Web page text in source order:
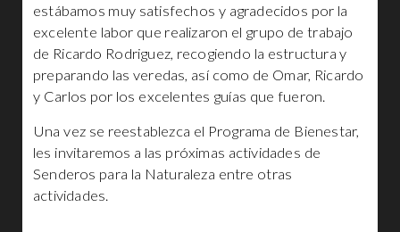
estábamos muy satisfechos y agradecidos por la
excelente labor que realizaron el grupo de trabajo
de Ricardo Rodriguez, recogiendo la estructura y
preparando las veredas, así como de Omar, Ricardo
y Carlos por los excelentes guías que fueron.
Una vez se reestablezca el Programa de Bienestar,
les invitaremos a las próximas actividades de
Senderos para la Naturaleza entre otras
actividades.